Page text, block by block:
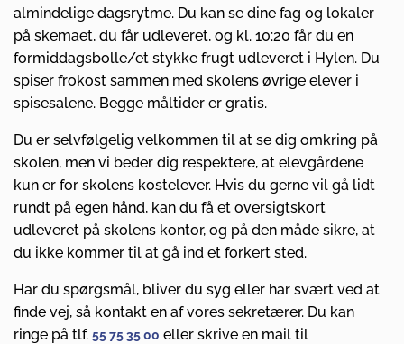
almindelige dagsrytme. Du kan se dine fag og lokaler
på skemaet, du får udleveret, og kl. 10:20 får du en
formiddagsbolle/et stykke frugt udleveret i Hylen. Du
spiser frokost sammen med skolens øvrige elever i
spisesalene. Begge måltider er gratis.
Du er selvfølgelig velkommen til at se dig omkring på
skolen, men vi beder dig respektere, at elevgårdene
kun er for skolens kostelever. Hvis du gerne vil gå lidt
rundt på egen hånd, kan du få et oversigtskort
udleveret på skolens kontor, og på den måde sikre, at
du ikke kommer til at gå ind et forkert sted.
Har du spørgsmål, bliver du syg eller har svært ved at
finde vej, så kontakt en af vores sekretærer. Du kan
ringe på tlf. 55 75 35 00 eller skrive en mail til